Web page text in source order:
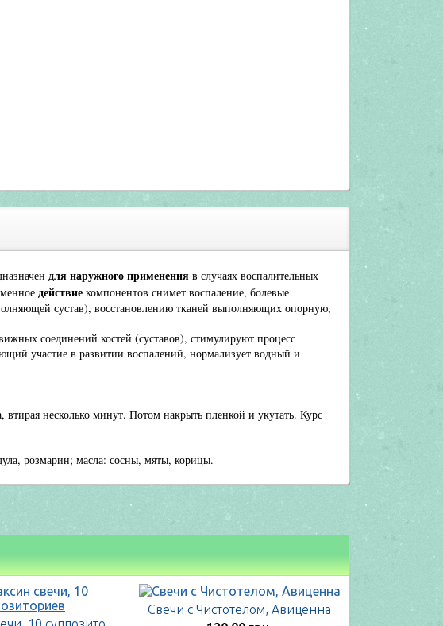
для наружного применения в случаях воспалительных
действие компонентов снимет воспаление, болевые
сустав), восстановлению тканей выполняющих опорную,
соединений костей (суставов), стимулируют процесс
участие в развитии воспалений, нормализует водный и
несколько минут. Потом накрыть пленкой и укутать. Курс
розмарин; масла: сосны, мяты, корицы.
Свечи с Чистотелом, Авиценна